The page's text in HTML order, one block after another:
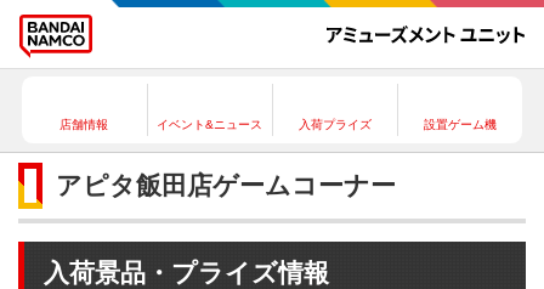
店舗情報 イベント&ニュース 入荷プライズ 設置ゲーム機
アピタ飯田店ゲームコーナー
入荷景品・プライズ情報